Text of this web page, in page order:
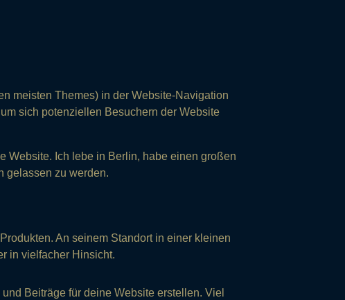
meisten Themes) in der Website-Navigation
sich potenziellen Besuchern der Website
Website. Ich lebe in Berlin, habe einen großen
gelassen zu werden.
An seinem Standort in einer kleinen
in vielfacher Hinsicht.
Beiträge für deine Website erstellen. Viel